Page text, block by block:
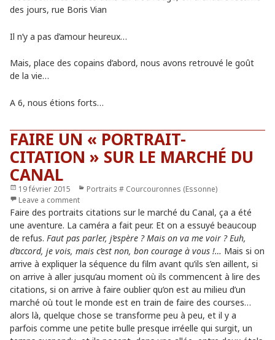
des jours, rue Boris Vian
Il n’y a pas d’amour heureux…
Mais, place des copains d’abord, nous avons retrouvé le goût
de la vie…
A 6, nous étions forts…
FAIRE UN « PORTRAIT-
CITATION » SUR LE MARCHÉ DU
CANAL
Publié
le
19 février 2015 Catégories
Portraits # Courcouronnes (Essonne)
Leave a comment
Faire des portraits citations sur le marché du Canal, ça a été
une aventure. La caméra a fait peur. Et on a essuyé beaucoup
de refus. Faut pas parler, j’espère ? Mais on va me voir ? Euh,
d’accord, je vois, mais c’est non, bon courage à vous !… Mais si on
arrive à expliquer la séquence du film avant qu’ils s’en aillent, si
on arrive à aller jusqu’au moment où ils commencent à lire des
citations, si on arrive à faire oublier qu’on est au milieu d’un
marché où tout le monde est en train de faire des courses…
alors là, quelque chose se transforme peu à peu, et il y a
parfois comme une petite bulle presque irréelle qui surgit, un